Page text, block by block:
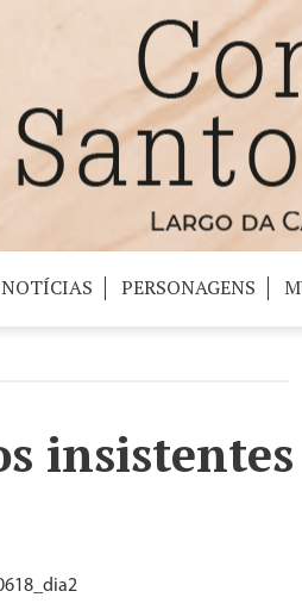
NOTÍCIAS PERSONAGENS